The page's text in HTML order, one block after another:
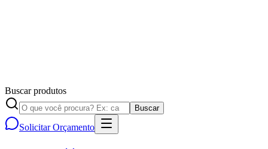
Buscar produtos
Buscar
Solicitar Orçamento